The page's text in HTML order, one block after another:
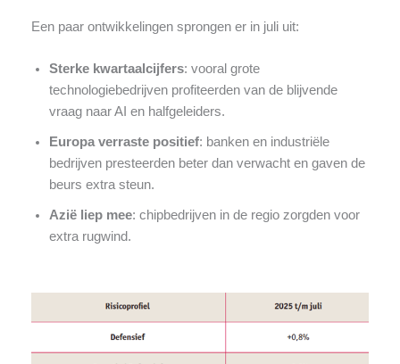
Een paar ontwikkelingen sprongen er in juli uit:
Sterke kwartaalcijfers: vooral grote
technologiebedrijven profiteerden van de blijvende
vraag naar AI en halfgeleiders.
Europa verraste positief: banken en industriële
bedrijven presteerden beter dan verwacht en gaven de
beurs extra steun.
Azië liep mee: chipbedrijven in de regio zorgden voor
extra rugwind.